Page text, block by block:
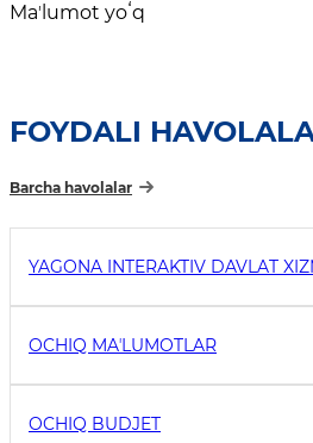
Maʼlumot yoʻq
FOYDALI
Barcha havolalar
YAGONA INTERAKTIV DAVLAT
OCHIQ MAʼLUMOTLAR
OCHIQ BUDJET